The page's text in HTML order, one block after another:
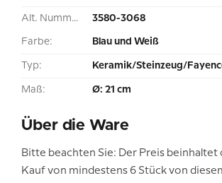
Alt. Nummer: 3580-3068
Farbe: Blau und Weiß
Typ: Keramik/Steinzeug/
Maß: Ø: 21 cm
Über die Ware
Bitte beachten Sie: Der Preis beinhaltet
Kauf von mindestens 6 Stück von